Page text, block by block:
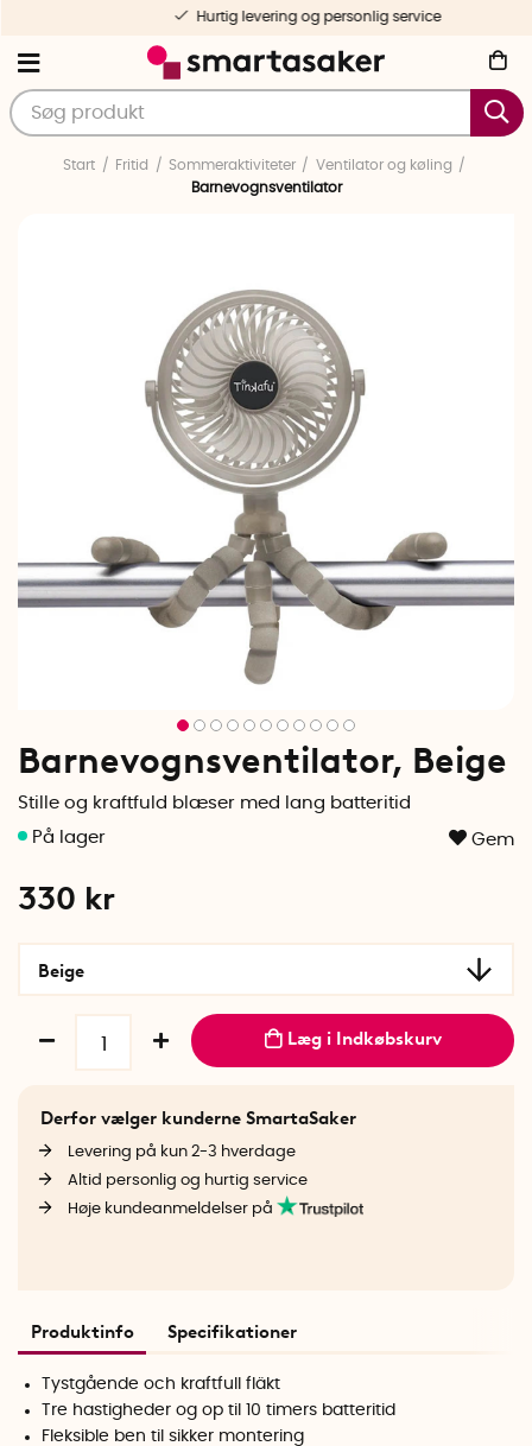
Hurtig levering og personlig service
Start Fritid Sommeraktiviteter
Ventilator og køling
Barnevognsventilator
Barnevognsventilator, Beige
Stille og kraftfuld blæser med lang batteritid
Gem
330 kr
Beige
Læg i Indkøbskurv
Derfor vælger kunderne SmartaSaker
Levering på kun 2-3 hverdage
Altid personlig og hurtig service
Høje kundeanmeldelser på
Produktinfo Specifikationer
Tystgående och kraftfull fläkt
Tre hastigheder og op til 10 timers batteritid
Fleksible ben til sikker montering